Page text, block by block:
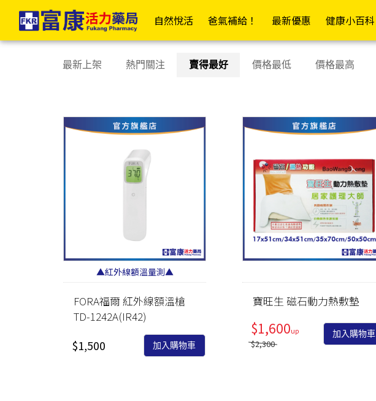
醫療器材 | 富康活力藥局購物商城
自然悅活 爸氣補給！ 最新優惠 健康小百科
各式營養品
高鈣配方
高纖配方
糖友專區
腎友專區
癌友專區
療養專區
關鍵配方
管灌適用
依功能
促進代謝
防禦升級
康復調理
補氣養身
舒緩潤喉
消化舒暢
窈窕美型
明亮視界
日常舒緩
居家衛材
OK繃/防水繃
紗布/人工皮/敷料
防水貼/防水薄膜
透氣膠帶/矽膠帶/繃帶
酒精棉片/優碘棉片
家用醫療包
日常護理
假牙清潔/黏著
退熱貼/冰敷袋
塑膠手套/檢診手套
藥盒/餵藥器/切藥器
隱形眼鏡用品
最新上架 熱門關注 賣得最好 價格最低 價格最高
▲紅外線額溫量測▲
FORA福爾 紅外線額溫槍
TD-1242A(IR42)
$1,500 加入購物車
寶旺生 磁石動力熱敷墊
$1,600
$2,300
加入購物車